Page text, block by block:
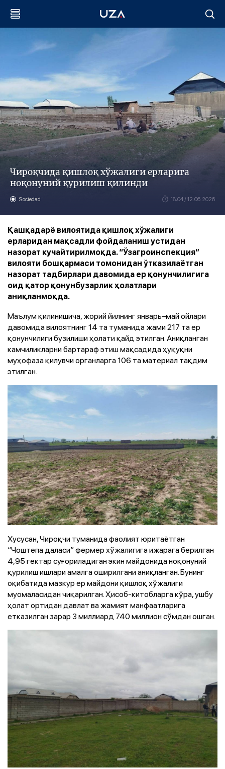
Чироқчида қишлоқ хўжалиги ерларига
ноқонуний қурилиш қилинди
Sociedad 18:04 / 12.06.2026
Қашқадарё вилоятида қишлоқ хўжалиги
ерларидан мақсадли фойдаланиш устидан
назорат кучайтирилмоқда. “Ўзагроинспекция”
вилояти бошқармаси томонидан ўтказилаётган
назорат тадбирлари давомида ер қонунчилигига
оид қатор қонунбузарлик ҳолатлари
аниқланмоқда.
Маълум қилинишича, жорий йилнинг январь–май ойлари
давомида вилоятнинг 14 та туманида жами 217 та ер
қонунчилиги бузилиши ҳолати қайд этилган. Аниқланган
камчиликларни бартараф этиш мақсадида ҳуқуқни
муҳофаза қилувчи органларга 106 та материал тақдим
этилган.
Хусусан, Чироқчи туманида фаолият юритаётган
“Чоштепа даласи” фермер хўжалигига ижарага берилган
4,95 гектар суғориладиган экин майдонида ноқонуний
қурилиш ишлари амалга оширилгани аниқланган. Бунинг
оқибатида мазкур ер майдони қишлоқ хўжалиги
муомаласидан чиқарилган. Ҳисоб-китобларга кўра, ушбу
ҳолат ортидан давлат ва жамият манфаатларига
етказилган зарар 3 миллиард 740 миллион сўмдан ошган.